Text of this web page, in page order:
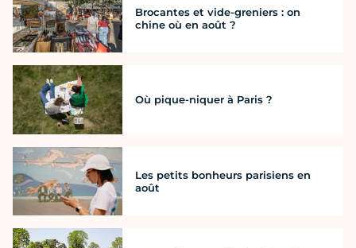
Brocantes et vide-greniers : on
chine où en août ?
Où pique-niquer à Paris ?
Les petits bonheurs parisiens en
août